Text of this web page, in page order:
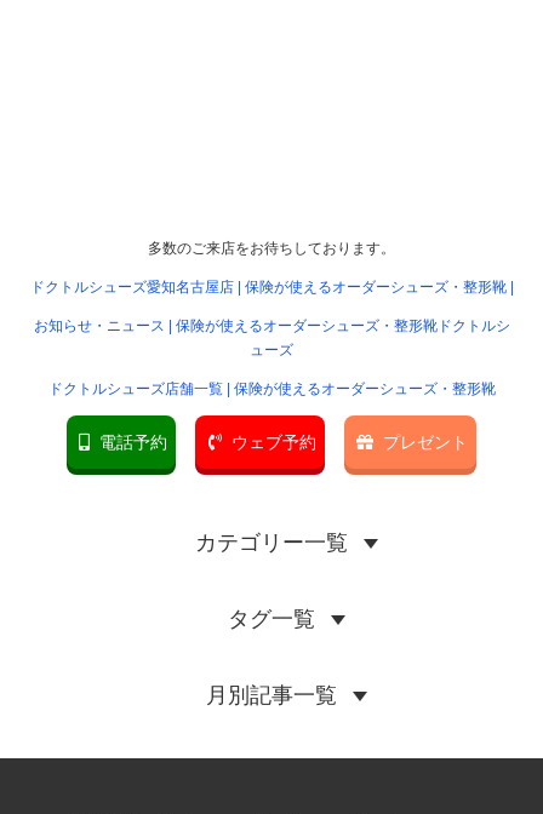
多数のご来店をお待ちしております。
ドクトルシューズ愛知名古屋店 | 保険が使えるオーダーシューズ・整形靴 |
お知らせ・ニュース | 保険が使えるオーダーシューズ・整形靴ドクトルシ
ューズ
ドクトルシューズ店舗一覧 | 保険が使えるオーダーシューズ・整形靴
電話予約 ウェブ予約 プレゼント
カテゴリー一覧
タグ一覧
月別記事一覧